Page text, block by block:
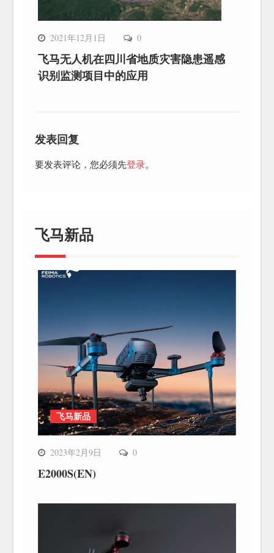
2021年12月1日 0
飞马无人机在四川省地质灾害隐患遥感
识别监测项目中的应用
发表回复
要发表评论，您必须先登录。
飞马新品
飞马新品
2023年2月9日 0
E2000S(EN)